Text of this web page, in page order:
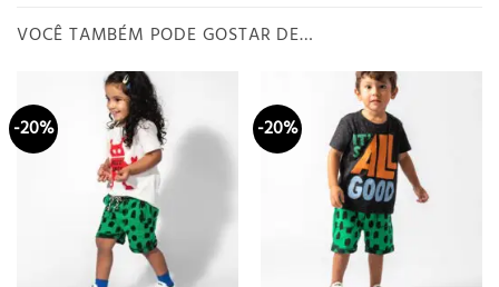
VOCÊ TAMBÉM PODE GOSTAR DE…
-20% -20%